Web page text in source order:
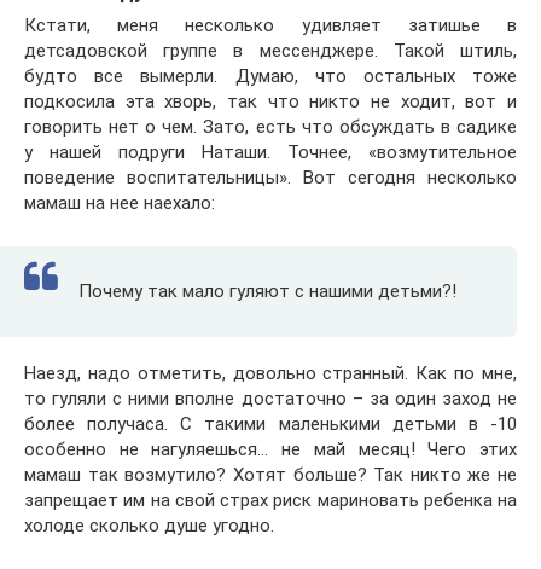
Кстати, меня несколько удивляет затишье в
детсадовской группе в мессенджере. Такой штиль,
будто все вымерли. Думаю, что остальных тоже
подкосила эта хворь, так что никто не ходит, вот и
говорить нет о чем. Зато, есть что обсуждать в садике
у нашей подруги Наташи. Точнее, «возмутительное
поведение воспитательницы». Вот сегодня несколько
мамаш на нее наехало:
Почему так мало гуляют с нашими детьми?!
Наезд, надо отметить, довольно странный. Как по мне,
то гуляли с ними вполне достаточно – за один заход не
более получаса. С такими маленькими детьми в -10
особенно не нагуляешься… не май месяц! Чего этих
мамаш так возмутило? Хотят больше? Так никто же не
запрещает им на свой страх риск мариновать ребенка на
холоде сколько душе угодно.